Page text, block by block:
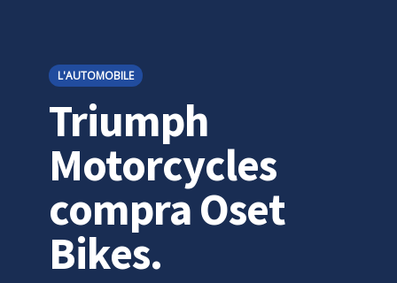
L'AUTOMOBILE
Triumph
Motorcycles
compra Oset
Bikes.